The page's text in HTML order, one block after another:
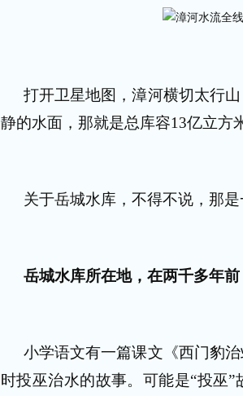
打开卫星地图，漳河横切太行
静的水面，那就是总库容13亿立方
关于岳城水库，不得不说，那是
岳城水库所在地，在两千多年
小学语文有一篇课文《西门豹
时投巫治水的故事。可能是“投巫